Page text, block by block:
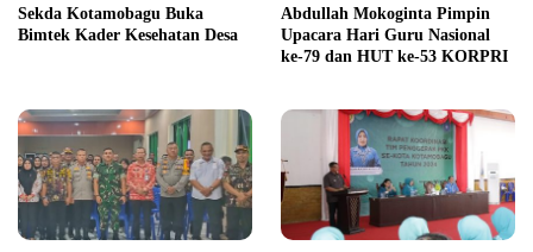
Sekda Kotamobagu Buka
Bimtek Kader Kesehatan Desa
Abdullah Mokoginta Pimpin
Upacara Hari Guru Nasional
ke-79 dan HUT ke-53 KORPRI